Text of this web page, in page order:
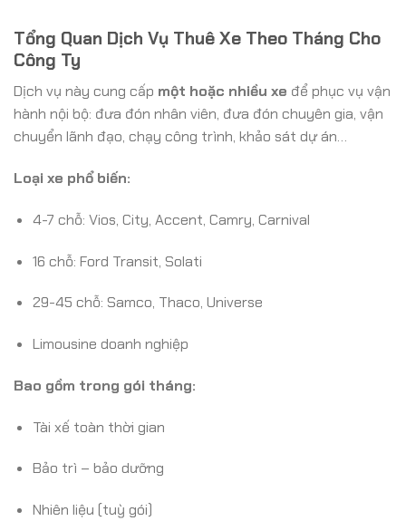
Tổng Quan Dịch Vụ Thuê Xe Theo Tháng Cho
Công Ty
Dịch vụ này cung cấp một hoặc nhiều xe để phục vụ vận
hành nội bộ: đưa đón nhân viên, đưa đón chuyên gia, vận
chuyển lãnh đạo, chạy công trình, khảo sát dự án…
Loại xe phổ biến:
4-7 chỗ: Vios, City, Accent, Camry, Carnival
16 chỗ: Ford Transit, Solati
29-45 chỗ: Samco, Thaco, Universe
Limousine doanh nghiệp
Bao gồm trong gói tháng:
Tài xế toàn thời gian
Bảo trì – bảo dưỡng
Nhiên liệu (tuỳ gói)